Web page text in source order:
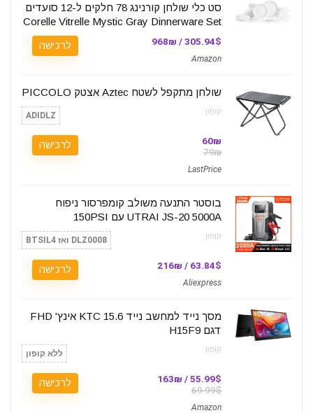
סט כלי שולחן קורנינג 78 חלקים ל-12 סועדים
Corelle Vitrelle Mystic Gray Dinnerware Set
305.94$ / 968₪
Amazon
לרכישה
שולחן מתקפל לשטח Aztec אצטק PICCOLO
קופון: ADIDLZ
60₪
79₪
LastPrice
לרכישה
בוסטר התנעה משולב קומפרסור ניפוח
UTRAI JS-20 5000A עם 150PSI
קופון: DLZ0008 ואז BTSIL4
63.84$ / 216₪
Aliexpress
לרכישה
מסך נייד למחשב נייד KTC 15.6 אינץ' FHD
דגם H15F9
קופון: ללא קופון
55.99$ / 163₪
69.99$
Amazon
לרכישה